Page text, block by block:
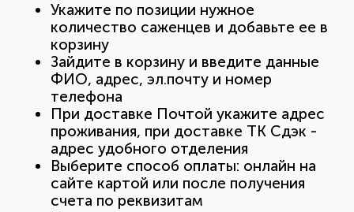
Укажите по позиции нужное
количество саженцев и добавьте ее в
корзину
Зайдите в корзину и введите данные
ФИО, адрес, эл.почту и номер
телефона
При доставке Почтой укажите адрес
проживания, при доставке ТК Сдэк -
адрес удобного отделения
Выберите способ оплаты: онлайн на
сайте картой или после получения
счета по реквизитам